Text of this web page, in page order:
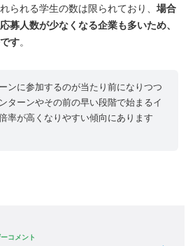
られる学生の数は限られており、 場合
募人数が少なくなる企業も多いため、
す。
ンに参加するのが当たり前になりつつ
ターンやその前の早い段階で始まるイ
率が高くなりやすい傾向にあります
コメント